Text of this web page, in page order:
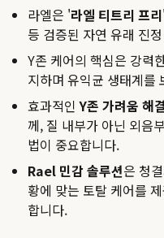
라엘은 '라엘 티트리 프리
등 검증된 자연 유래 진
Y존 케어의 핵심은 강력
지하며 유익균 생태계를
효과적인Y존 가려움 해결
께, 질 내부가 아닌 외음
법이 중요합니다.
Rael 민감 솔루션은 청
황에 맞는 토탈 케어를
합니다.